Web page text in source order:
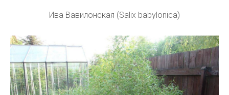
Ива Вавилонская (Salix babylonica)